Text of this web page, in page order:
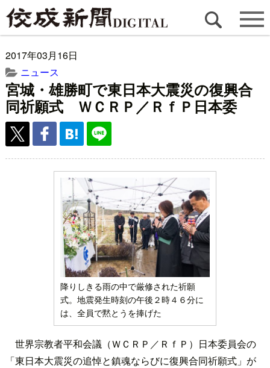
2017年03月16日
ニュース
宮城・雄勝町で東日本大震災の復興合
同祈願式 ＷＣＲＰ／ＲｆＰ日本委
降りしきる雨の中で厳修された祈願
式。地震発生時刻の午後２時４６分に
は、全員で黙とうを捧げた
世界宗教者平和会議（ＷＣＲＰ／ＲｆＰ）日本委員会の
「東日本大震災の追悼と鎮魂ならびに復興合同祈願式」が